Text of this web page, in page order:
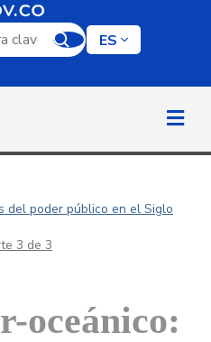
por palabra clave
ES
del poder público en el Siglo
3 de 3
oceánico: